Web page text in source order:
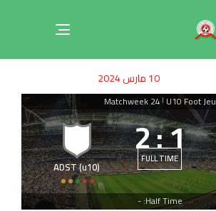
Toggle
IN:on:
10 مارس 2024
U10 Foot Jeu
|
Matchweek 24
1
:
2FULL TIME
ADST (u10)
Half Time: -